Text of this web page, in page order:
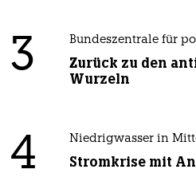
3 Bundeszentrale für
Zurück zu den
Wurzeln
4 Niedrigwasser in
Stromkrise mit